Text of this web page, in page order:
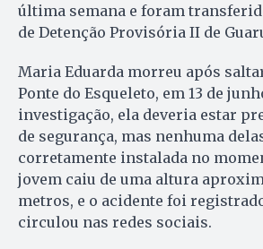
última semana e foram
de Detenção Provisória II de
Maria Eduarda morreu após
Ponte do Esqueleto, em 13 de
investigação, ela deveria estar
de segurança, mas nenhuma
corretamente instalada no
jovem caiu de uma altura
metros, e o acidente foi
circulou nas redes sociais.